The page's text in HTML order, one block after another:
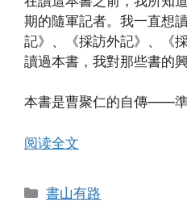
期的隨軍記者。我一直想
記》、《採訪外記》、《
讀過本書，我對那些書的
本書是曹聚仁的自傳——
阅读全文
Categories
書山有路